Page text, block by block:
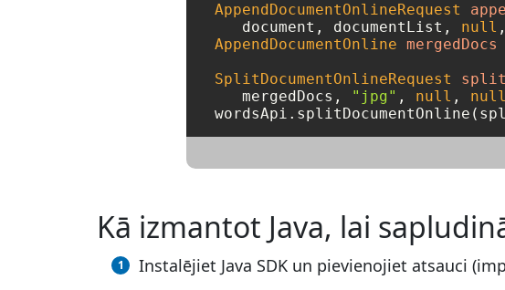
AppendDocumentOnlineRequest
   document, documentList,
null
AppendDocumentOnline mergedDocs
SplitDocumentOnlineRequest
   mergedDocs,
"jpg" , null , null
Kā izmantot Java, lai
Instalējiet Java SDK un pievienojiet atsauci